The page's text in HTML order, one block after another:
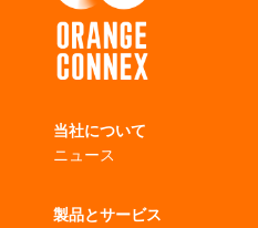
当社について
ニュース
製品とサービス